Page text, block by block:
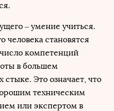
– умение учиться.
человека становятся
компетенций
в большем
Это означает, что
техническим
или экспертом в